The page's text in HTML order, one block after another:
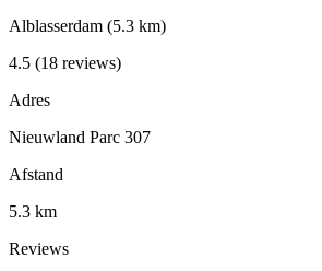
Alblasserdam (5.3 km)
4.5 (18 reviews)
Adres
Nieuwland Parc 307
Afstand
5.3 km
Reviews